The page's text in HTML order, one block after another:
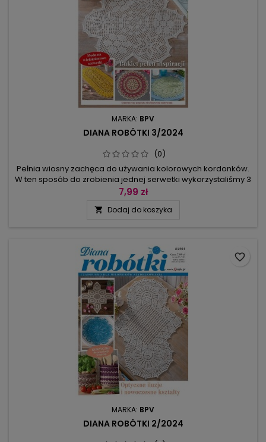
MARKA: BPV
DIANA ROBÓTKI 3/2024
(0)
Pełnia wiosny zachęca do używania kolorowych kordonków.
W ten sposób do zrobienia jednej serwetki wykorzystaliśmy 3
kolory, ale nadal serwetka mieści się w określeniu
jasnozielona serwetka z ząbkami i mniejsza – z gwiazdką i
7,99 zł
 Dodaj do koszyka
MARKA: BPV
DIANA ROBÓTKI 2/2024
favorite_border